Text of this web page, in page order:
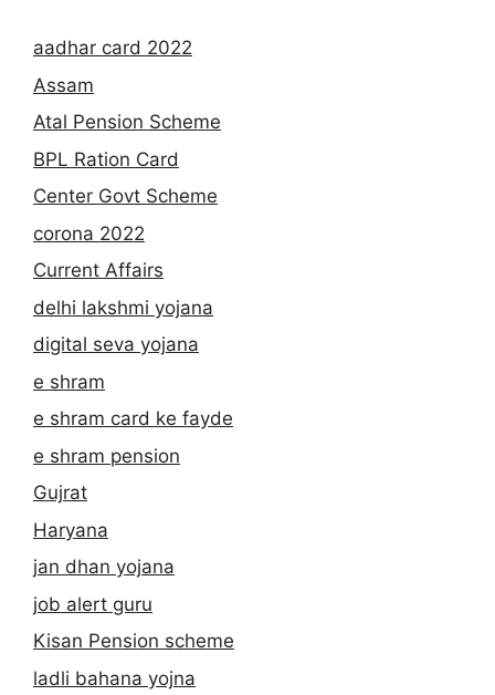
aadhar card 2022
Assam
Atal Pension Scheme
BPL Ration Card
Center Govt Scheme
corona 2022
Current Affairs
delhi lakshmi yojana
digital seva yojana
e shram
e shram card ke fayde
e shram pension
Gujrat
Haryana
jan dhan yojana
job alert guru
Kisan Pension scheme
ladli bahana yojna